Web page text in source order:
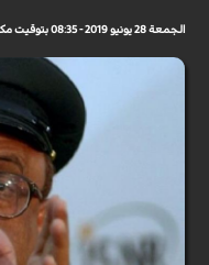
الجمعة 28 يونيو 2019 - 08:35 بتوقيت مكة